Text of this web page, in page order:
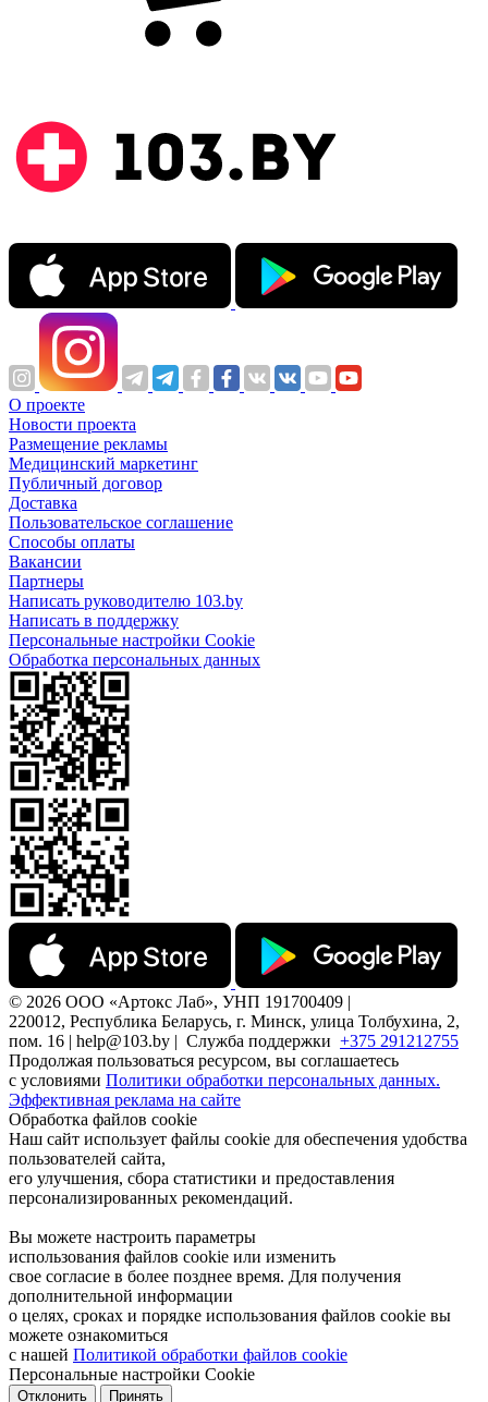
О проекте
Новости проекта
Размещение рекламы
Медицинский маркетинг
Публичный договор
Доставка
Пользовательское соглашение
Способы оплаты
Вакансии
Партнеры
Написать руководителю 103.by
Написать в поддержку
Персональные настройки Cookie
Обработка персональных данных
© 2026 ООО «Артокс Лаб», УНП 191700409 |
220012, Республика Беларусь, г. Минск, улица Толбухина, 2,
пом. 16 | help@103.by | Служба поддержки +375 291212755
Продолжая пользоваться ресурсом, вы соглашаетесь
с условиями Политики обработки персональных данных.
Эффективная реклама на сайте
Обработка файлов cookie
Наш сайт использует файлы cookie для обеспечения удобства
пользователей сайта,
его улучшения, сбора статистики и предоставления
персонализированных рекомендаций.
Вы можете настроить параметры
использования файлов cookie или изменить
свое согласие в более позднее время. Для получения
дополнительной информации
о целях, сроках и порядке использования файлов cookie вы
можете ознакомиться
с нашей Политикой обработки файлов cookie
Персональные настройки Cookie
Отклонить Принять